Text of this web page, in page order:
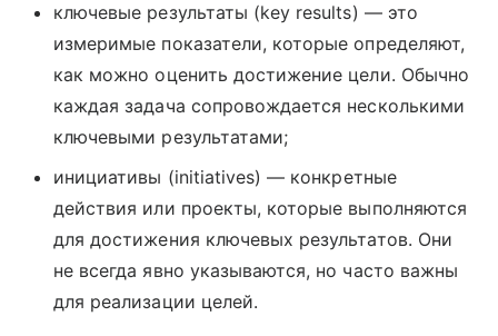
ключевые результаты (key results) — это
измеримые показатели, которые определяют,
как можно оценить достижение цели. Обычно
каждая задача сопровождается несколькими
ключевыми результатами;
инициативы (initiatives) — конкретные
действия или проекты, которые выполняются
для достижения ключевых результатов. Они
не всегда явно указываются, но часто важны
для реализации целей.